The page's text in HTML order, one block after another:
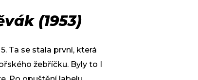
(1953)
Ta se stala první, která
žebříčku. Byly to I